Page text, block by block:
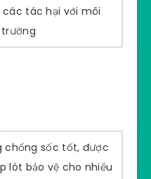
tác hại với môi
trường
chống sốc tốt, được
lót bảo vệ cho nhiều